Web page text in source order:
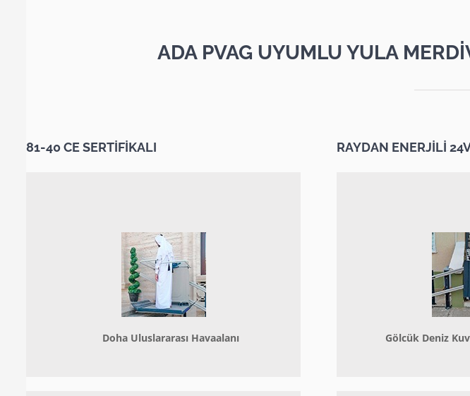
ADA PVAG UYUMLU YULA
81-40 CE SERTİFİKALI RAYDAN ENERJİLİ
DohaUluslararası Havaalanı Gölcük Deniz